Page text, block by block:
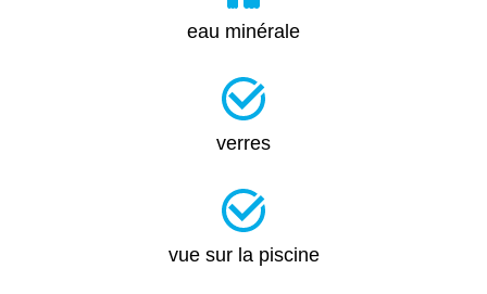
eau minérale
verres
vue sur la piscine